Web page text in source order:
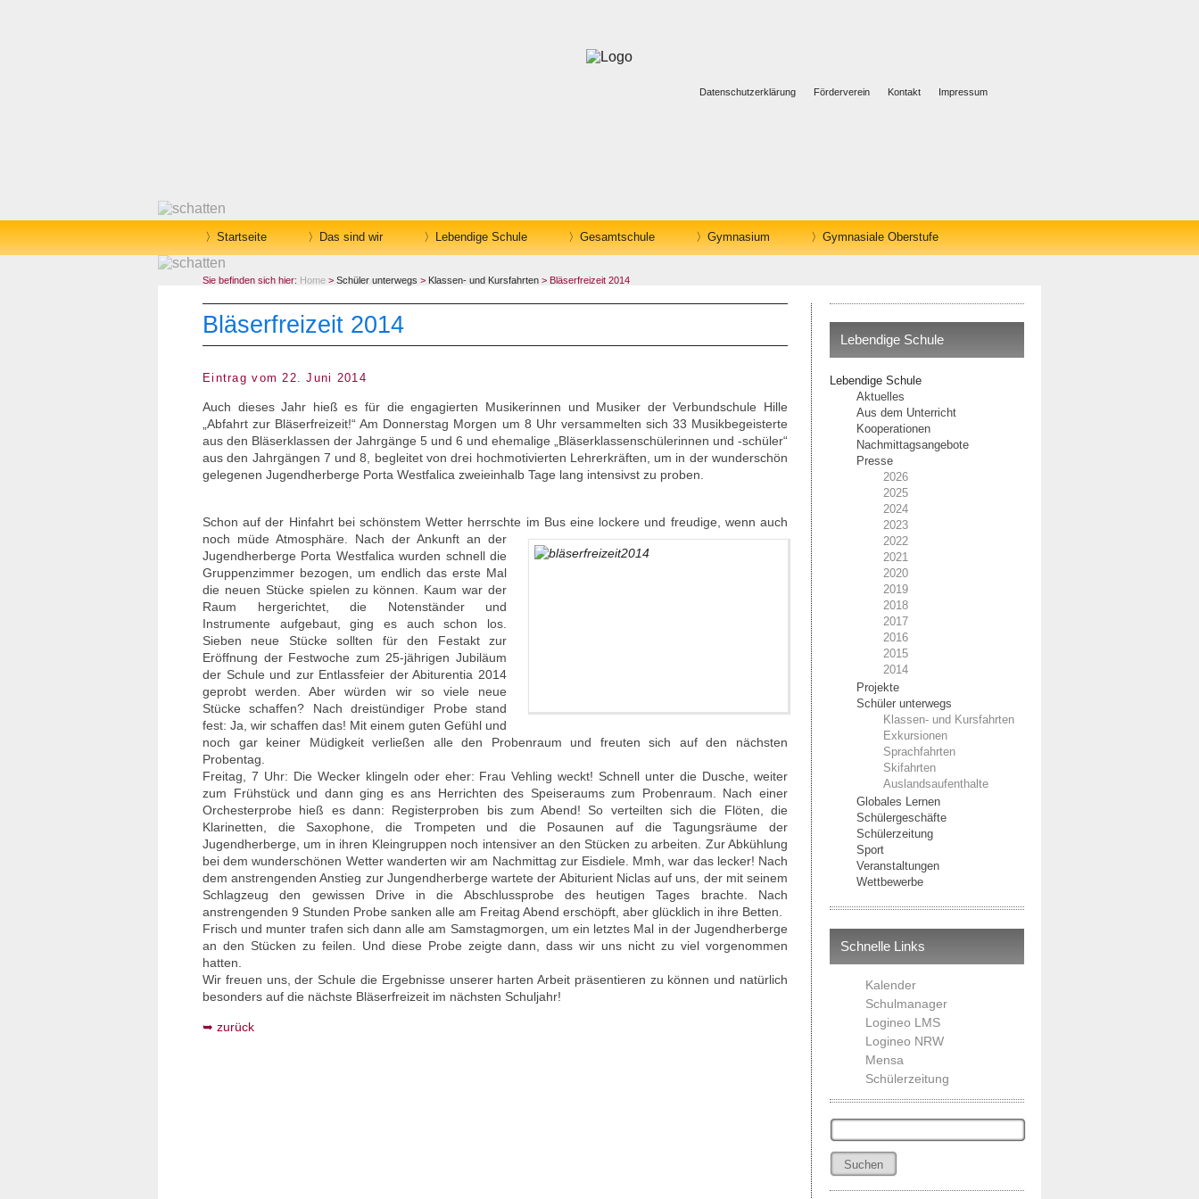
Impressum
Kontakt
Förderverein
Datenschutzerklärung
Startseite Das sind wir Lebendige Schule Gesamtschule Gymnasium Gymnasiale Oberstufe
Sie befinden sich hier: Home > Schüler unterwegs > Klassen- und Kursfahrten > Bläserfreizeit 2014
Bläserfreizeit 2014
Eintrag vom 22. Juni 2014
Auch dieses Jahr hieß es für die engagierten Musikerinnen und Musiker der Verbundschule Hille
„Abfahrt zur Bläserfreizeit!“ Am Donnerstag Morgen um 8 Uhr versammelten sich 33 Musikbegeisterte
aus den Bläserklassen der Jahrgänge 5 und 6 und ehemalige „Bläserklassenschülerinnen und -schüler“
aus den Jahrgängen 7 und 8, begleitet von drei hochmotivierten Lehrerkräften, um in der wunderschön
gelegenen Jugendherberge Porta Westfalica zweieinhalb Tage lang intensivst zu proben.
Schon auf der Hinfahrt bei schönstem Wetter herrschte im Bus eine lockere und freudige, wenn auch
noch müde Atmosphäre. Nach der Ankunft an der
Jugendherberge Porta Westfalica wurden schnell die
Gruppenzimmer bezogen, um endlich das erste Mal
die neuen Stücke spielen zu können. Kaum war der
Raum hergerichtet, die Notenständer und
Instrumente aufgebaut, ging es auch schon los.
Sieben neue Stücke sollten für den Festakt zur
Eröffnung der Festwoche zum 25-jährigen Jubiläum
der Schule und zur Entlassfeier der Abiturentia 2014
geprobt werden. Aber würden wir so viele neue
Stücke schaffen? Nach dreistündiger Probe stand
fest: Ja, wir schaffen das! Mit einem guten Gefühl und
noch gar keiner Müdigkeit verließen alle den Probenraum und freuten sich auf den nächsten
Probentag.
Freitag, 7 Uhr: Die Wecker klingeln oder eher: Frau Vehling weckt! Schnell unter die Dusche, weiter
zum Frühstück und dann ging es ans Herrichten des Speiseraums zum Probenraum. Nach einer
Orchesterprobe hieß es dann: Registerproben bis zum Abend! So verteilten sich die Flöten, die
Klarinetten, die Saxophone, die Trompeten und die Posaunen auf die Tagungsräume der
Jugendherberge, um in ihren Kleingruppen noch intensiver an den Stücken zu arbeiten. Zur Abkühlung
bei dem wunderschönen Wetter wanderten wir am Nachmittag zur Eisdiele. Mmh, war das lecker! Nach
dem anstrengenden Anstieg zur Jungendherberge wartete der Abiturient Niclas auf uns, der mit seinem
Schlagzeug den gewissen Drive in die Abschlussprobe des heutigen Tages brachte. Nach
anstrengenden 9 Stunden Probe sanken alle am Freitag Abend erschöpft, aber glücklich in ihre Betten.
Frisch und munter trafen sich dann alle am Samstagmorgen, um ein letztes Mal in der Jugendherberge
an den Stücken zu feilen. Und diese Probe zeigte dann, dass wir uns nicht zu viel vorgenommen
hatten.
Wir freuen uns, der Schule die Ergebnisse unserer harten Arbeit präsentieren zu können und natürlich
besonders auf die nächste Bläserfreizeit im nächsten Schuljahr!
zurück
Lebendige Schule
Lebendige Schule
Aktuelles
Aus dem Unterricht
Kooperationen
Nachmittagsangebote
Presse
2026
2025
2024
2023
2022
2021
2020
2019
2018
2017
2016
2015
2014
Projekte
Schüler unterwegs
Klassen- und Kursfahrten
Exkursionen
Sprachfahrten
Skifahrten
Auslandsaufenthalte
Globales Lernen
Schülergeschäfte
Schülerzeitung
Sport
Veranstaltungen
Wettbewerbe
Schnelle Links
Kalender
Schulmanager
Logineo LMS
Logineo NRW
Mensa
Schülerzeitung
Suchen
nach: